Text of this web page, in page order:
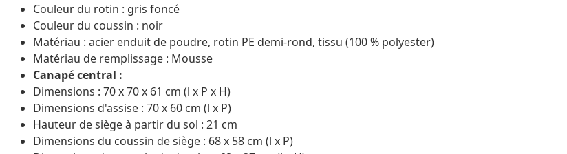
Couleur du rotin : gris foncé
Couleur du coussin : noir
Matériau : acier enduit de poudre, rotin PE demi-rond, tissu (100 % polyester)
Matériau de remplissage : Mousse
Canapé central :
Dimensions : 70 x 70 x 61 cm (l x P x H)
Dimensions d'assise : 70 x 60 cm (l x P)
Hauteur de siège à partir du sol : 21 cm
Dimensions du coussin de siège : 68 x 58 cm (l x P)